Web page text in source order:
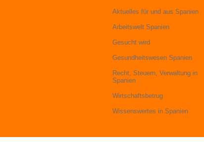
Aktuelles für und aus Spanien
Arbeitswelt Spanien
Gesucht wird
Gesundheitswesen Spanien
Recht, Steuern, Verwaltung in
Spanien
Wirtschaftsbetrug
Wissenswertes in Spanien